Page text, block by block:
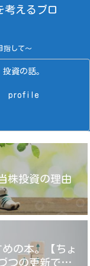
考えるブロ
指して～
投資の話。
profile
株投資の理由
の本。【ちょ
つの更新です